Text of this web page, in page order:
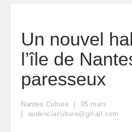
Un nouvel
l’île de
paresseux
Nantes Culture 05 mars
audenciaculture@gmail.com